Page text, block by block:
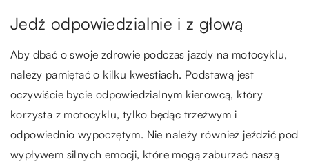
Jedź odpowiedzialnie i z głową
Aby dbać o swoje zdrowie podczas jazdy na motocyklu,
należy pamiętać o kilku kwestiach. Podstawą jest
oczywiście bycie odpowiedzialnym kierowcą, który
korzysta z motocyklu, tylko będąc trzeźwym i
odpowiednio wypoczętym. Nie należy również jeździć pod
wypływem silnych emocji, które mogą zaburzać naszą